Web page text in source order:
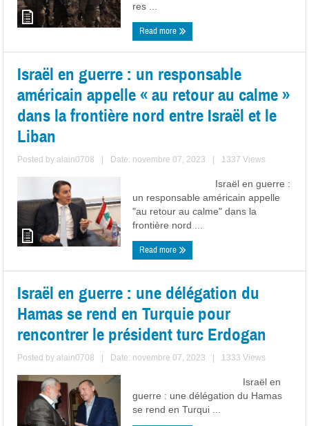
res ...
Read more
Israël en guerre : un responsable
américain appelle « au retour au calme »
dans la frontière nord entre Israël et le
Liban
Posted byalain0708 Date: novembre 07, 2023 1337 Views
Israël en guerre :
un responsable américain appelle
"au retour au calme" dans la
frontière nord ...
Read more
Israël en guerre : une délégation du
Hamas se rend en Turquie pour
rencontrer le président turc Erdogan
Posted byalain0708 Date: novembre 07, 2023 1333 Views
Israël en
guerre : une délégation du Hamas
se rend en Turqui ...